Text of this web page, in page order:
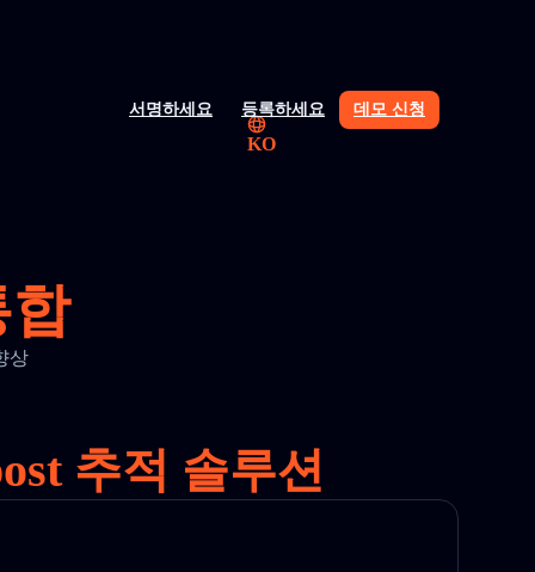
서명하세요 등록하세요 데모 신청
KO
합
상
추적 솔루션